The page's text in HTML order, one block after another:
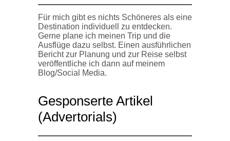
Für mich gibt es nichts Schöneres als eine
Destination individuell zu entdecken.
Gerne plane ich meinen Trip und die
Ausflüge dazu selbst. Einen ausführlichen
Bericht zur Planung und zur Reise selbst
veröffentliche ich dann auf meinem
Blog/Social Media.
Gesponserte Artikel
(Advertorials)